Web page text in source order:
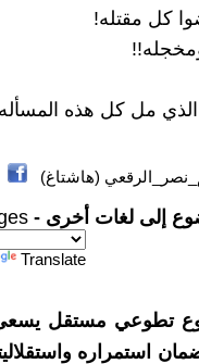
كل مقتله!
مل كل هذه
(هاشتاغ)
إلى لغات أخرى -
Translate
تطوعي مستقل يسعى
استمراره